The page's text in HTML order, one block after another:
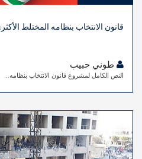
قانون الانتخاب بنظامه المختلط
النص الكامل لمشروع قانون الانتخاب بنظامه...